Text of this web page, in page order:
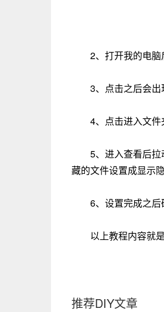
2、打开我的电脑
3、点击之后会出
4、点击进入文件
5、进入查看后拉
藏的文件设置成显示隐
6、设置完成之后
以上教程内容就
推荐DIY文章